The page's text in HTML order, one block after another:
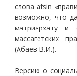
слова afsin
возможно, что
матриархату и
массагетских
(Абаев В.И.).
Версию о